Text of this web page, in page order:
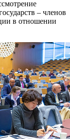
– членов
в отношении